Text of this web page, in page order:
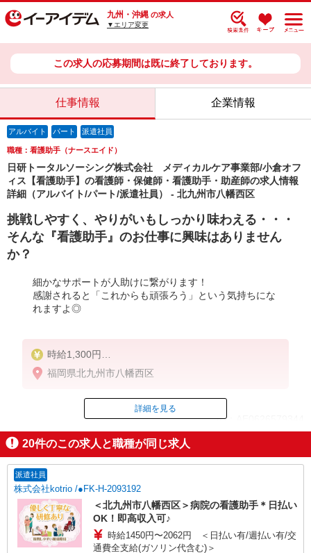
九州・沖縄 の求人
▼エリア変更
この求人の応募期間は既に終了しております。
仕事情報 企業情報
アルバイト パート 派遣社員
職種：看護助手（ナースエイド）
日研トータルソーシング株式会社 メディカルケア事業部/小倉オフ
ィス【看護助手】の看護師・保健師・看護助手・助産師の求人情報
詳細（アルバイト/パート/派遣社員） - 北九州市八幡西区
挑戦しやすく、やりがいもしっかり味わえる・・・
そんな『看護助手』のお仕事に興味はありません
か？
細かなサポートが人助けに繋がります！
感謝されると「これからも頑張ろう」という気持ちにな
れますよ◎
時給1,300円
★週払いOK（規定あり）
福岡県北九州市八幡西区
ID：AE0626579344
掲載期間終了
詳細を見る
20件のこの求人と職種が同じ求人
派遣社員
株式会社kotrio /●FK-H-2093192
＜北九州市八幡西区＞病院の看護助手＊日払い
OK！即高収入可♪
時給1450円〜2062円 ＜日払い有/週払い有/交
通費全支給(ガソリン代含む)＞